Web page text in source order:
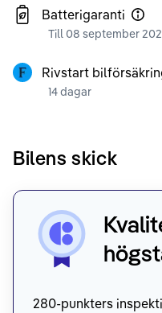
Batterigaranti
Till 08 september
Rivstart
14 dagar
Bilens skick
280-punkters